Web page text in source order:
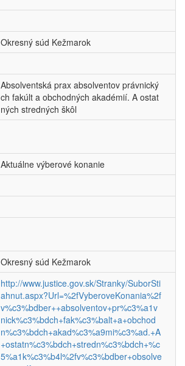
Okresný súd Kežmarok
Absolventská prax absolventov právnický
ch fakúlt a obchodných akadémií. A ostat
ných stredných škôl
Aktuálne výberové konanie
Okresný súd Kežmarok
http://www.justice.gov.sk/Stranky/SuborSti
ahnut.aspx?Url=%2fVyberoveKonania%2f
v%c3%bdber++absolventov+pr%c3%a1v
nick%c3%bdch+fak%c3%balt+a+obchod
n%c3%bdch+akad%c3%a9mi%c3%ad.+A
+ostatn%c3%bdch+stredn%c3%bdch+%c
5%a1k%c3%b4l%2fv%c3%bdber+obsolve